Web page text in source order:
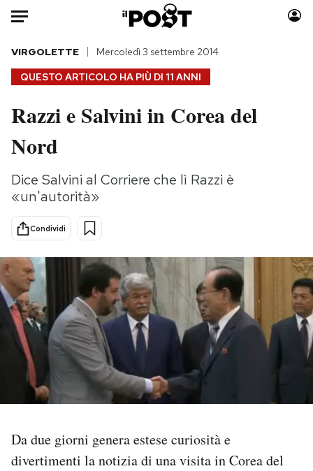
Auto
HOME
Italia
Politica
Tecnologia
Internet
Scienza
Cultura
Economia
Sport
Moda
Storie/Idee
Altrecose
Mondiali calcio 2026
PODCAST
NEWSLETTER
I MIEI PREFERITI
QUESTO ARTICOLO HA PIÙ DI 11 ANNI
VIRGOLETTE Mercoledì 3 settembre 2014
Razzi e Salvini in Corea del
Nord
Dice Salvini al Corriere che lì Razzi è
«un'autorità»
Condividi
Da due giorni genera estese curiosità e
divertimenti la notizia di una visita in Corea del